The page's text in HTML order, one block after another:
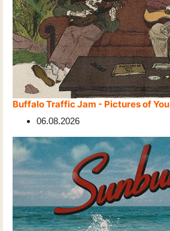
Buffalo Traffic Jam - Pictures of You
06.08.2026